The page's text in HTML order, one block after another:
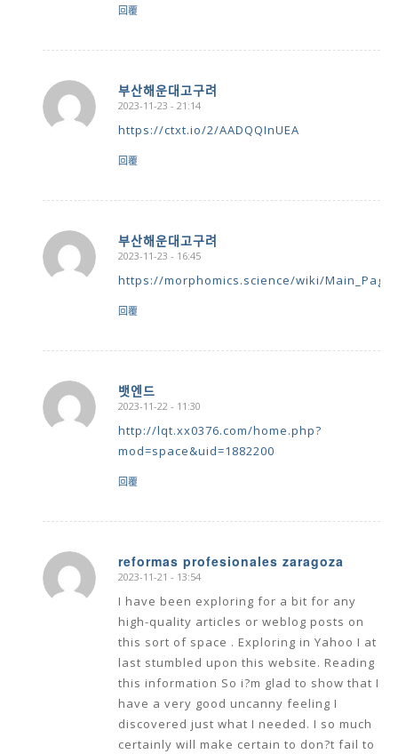
回覆
부산해운대고구려
says:
2023-11-23 - 21:14
https://ctxt.io/2/AADQQInUEA
回覆
부산해운대고구려
says:
2023-11-23 - 16:45
https://morphomics.science/wiki/Main_Page
回覆
뱃엔드
says:
2023-11-22 - 11:30
http://lqt.xx0376.com/home.php?
mod=space&uid=1882200
回覆
reformas profesionales zaragoza
says:
2023-11-21 - 13:54
I have been exploring for a bit for any
high-quality articles or weblog posts on
this sort of space . Exploring in Yahoo I at
last stumbled upon this website. Reading
this information So i?m glad to show that I
have a very good uncanny feeling I
discovered just what I needed. I so much
certainly will make certain to don?t fail to